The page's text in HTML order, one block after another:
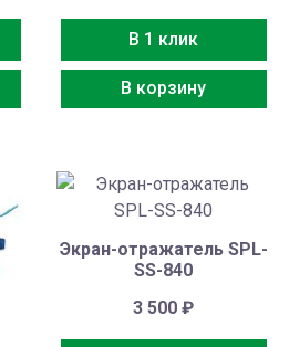
В 1 клик
В корзину
Экран-отражатель SPL-
SS-840
3 500₽